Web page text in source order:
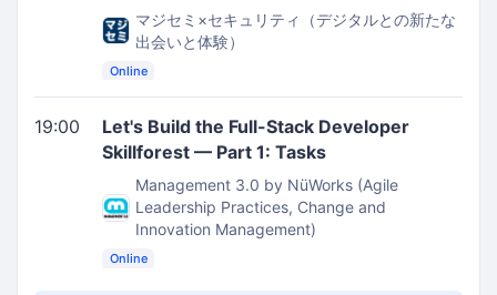
マジセミ×セキュリティ（デジタルとの新たな
出会いと体験）
Online
19:00
Let's Build the Full-Stack Developer
Skillforest — Part 1: Tasks
Management 3.0 by NüWorks (Agile
Leadership Practices, Change and
Innovation Management)
Online